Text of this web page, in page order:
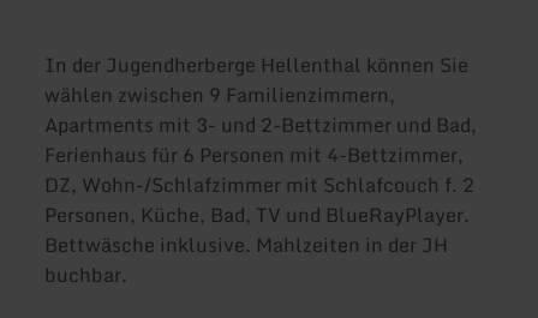
In der Jugendherberge Hellenthal können Sie
wählen zwischen 9 Familienzimmern,
Apartments mit 3- und 2-Bettzimmer und Bad,
Ferienhaus für 6 Personen mit 4-Bettzimmer,
DZ, Wohn-/Schlafzimmer mit Schlafcouch f. 2
Personen, Küche, Bad, TV und BlueRayPlayer.
Bettwäsche inklusive. Mahlzeiten in der JH
buchbar.